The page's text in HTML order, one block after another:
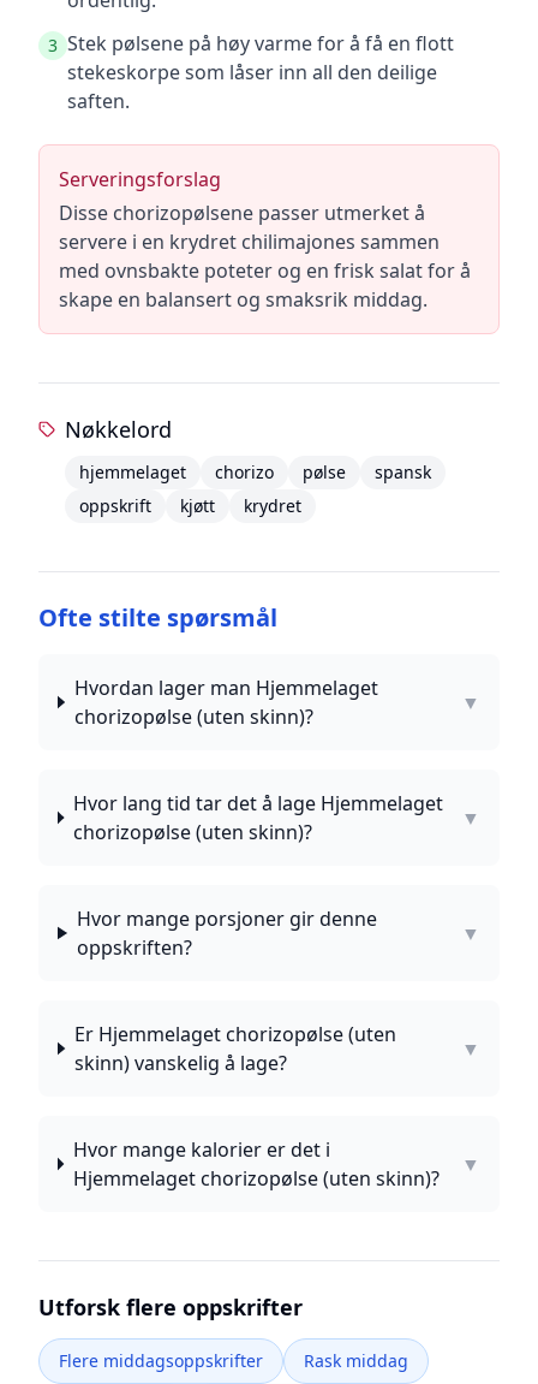
3 Stek pølsene på høy varme for å få en flott
stekeskorpe som låser inn all den deilige
saften.
Serveringsforslag
Disse chorizopølsene passer utmerket å
servere i en krydret chilimajones sammen
med ovnsbakte poteter og en frisk salat for å
skape en balansert og smaksrik middag.
Nøkkelord
hjemmelaget chorizo pølse
spansk
oppskrift
kjøtt krydret
Ofte stilte spørsmål
Hvordan lager man Hjemmelaget
chorizopølse (uten skinn)?
▼
Hvor lang tid tar det å lage Hjemmelaget
chorizopølse (uten skinn)?
▼
Hvor mange porsjoner gir denne
oppskriften?
▼
Er Hjemmelaget chorizopølse (uten
skinn) vanskelig å lage?
▼
Hvor mange kalorier er det i
Hjemmelaget chorizopølse (uten skinn)?
▼
Utforsk flere oppskrifter
Flere middagsoppskrifter
Rask middag